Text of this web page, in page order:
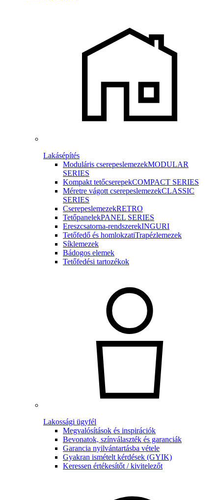
Lakásépítés
Moduláris cserepeslemezekMODULAR
SERIES
Kompakt tetőcserepekCOMPACT SERIES
Méretre vágott cserepeslemezekCLASSIC
SERIES
CserepeslemezekRETRO
TetőpanelekPANEL SERIES
Ereszcsatorna-rendszerekINGURI
Tetőfedő és homlokzatiTrapézlemezek
Síklemezek
Bádogos elemek
Tetőfedési tartozékok
Lakossági ügyfél
Megvalósítások és inspirációk
Bevonatok, színválaszték és garanciák
Garancia nyilvántartásba vétele
Gyakran ismételt kérdések (GYIK)
Keressen értékesítőt / kivitelezőt